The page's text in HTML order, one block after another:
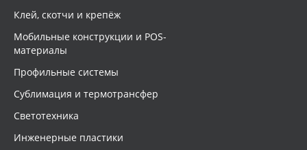
Клей, скотчи и крепёж
Мобильные конструкции и POS-
материалы
Профильные системы
Сублимация и термотрансфер
Светотехника
Инженерные пластики